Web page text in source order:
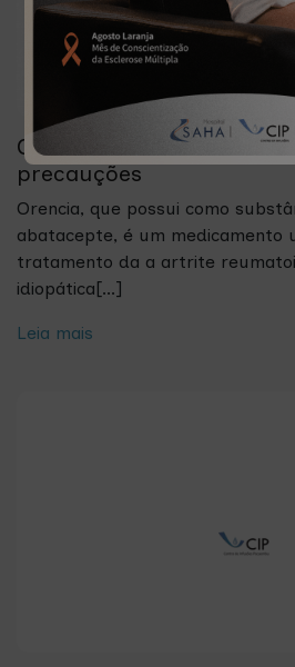
Orencia: indicações,
precauções
Orencia, que possui como
abatacepte, é um medicamento
tratamento da a artrite
idiopática[...]
Leia mais